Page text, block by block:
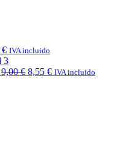
€ IVA incluido
9,00€ 8,55 € IVA incluido